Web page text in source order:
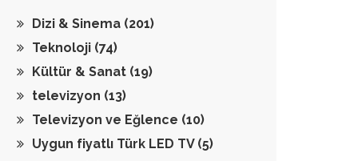
Dizi & Sinema (201)
Teknoloji (74)
Kültür & Sanat (19)
televizyon (13)
Televizyon ve Eğlence (10)
Uygun fiyatlı Türk LED TV (5)